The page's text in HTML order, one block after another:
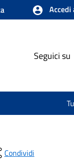
Seguici su
Condividi